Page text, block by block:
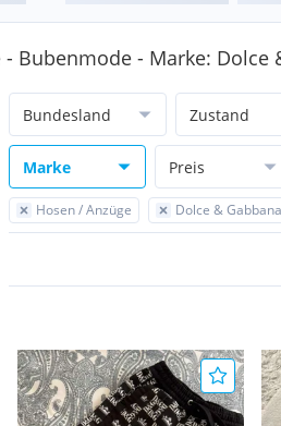
Bubenmode - Marke: Dolce
Bundesland Zustand
Marke Preis
Hosen / Anzüge Dolce & Gabbana